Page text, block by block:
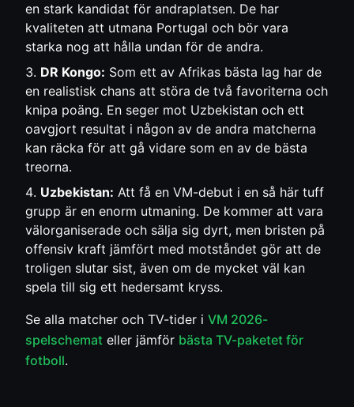
en stark kandidat för andraplatsen. De har
kvaliteten att utmana Portugal och bör vara
starka nog att hålla undan för de andra.
DR Kongo: Som ett av Afrikas bästa lag har de
en realistisk chans att störa de två favoriterna och
knipa poäng. En seger mot Uzbekistan och ett
oavgjort resultat i någon av de andra matcherna
kan räcka för att gå vidare som en av de bästa
treorna.
Uzbekistan: Att få en VM-debut i en så här tuff
grupp är en enorm utmaning. De kommer att vara
välorganiserade och sälja sig dyrt, men bristen på
offensiv kraft jämfört med motståndet gör att de
troligen slutar sist, även om de mycket väl kan
spela till sig ett hedersamt kryss.
Se alla matcher och TV-tider i VM 2026-
spelschemat eller jämför bästa TV-paketet för
fotboll.